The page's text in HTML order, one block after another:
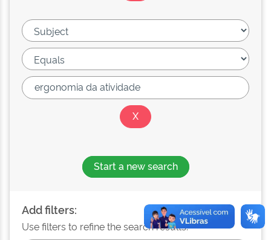
Start a new search
Add filters:
Use filters to refine the search results.